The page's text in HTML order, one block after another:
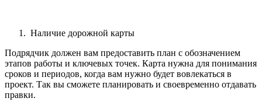
Наличие дорожной карты
Подрядчик должен вам предоставить план с обозначением
этапов работы и ключевых точек. Карта нужна для понимания
сроков и периодов, когда вам нужно будет вовлекаться в
проект. Так вы сможете планировать и своевременно отдавать
правки.